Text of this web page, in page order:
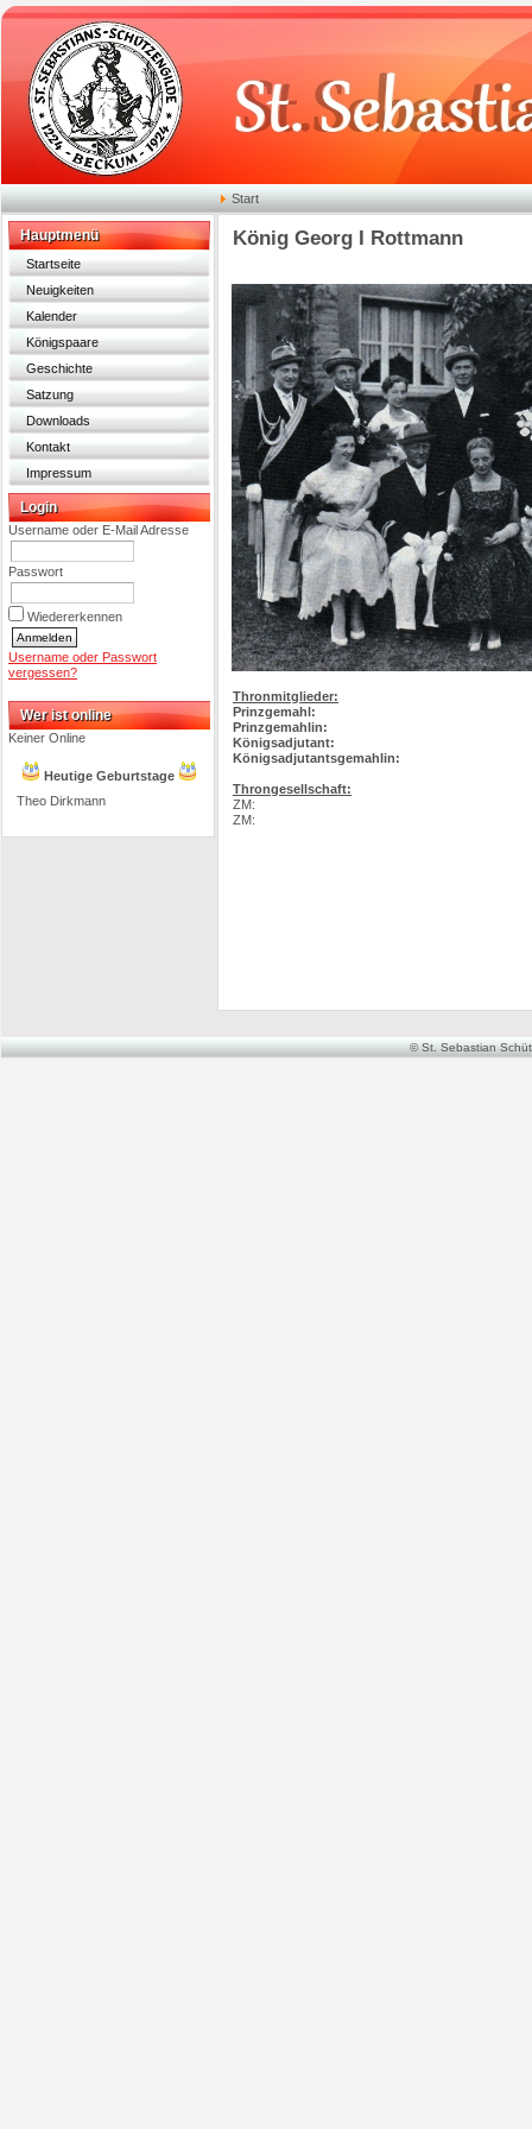
Start
Hauptmenü
Startseite
Neuigkeiten
Kalender
Königspaare
Geschichte
Satzung
Downloads
Kontakt
Impressum
Login
Username oder E-Mail Adresse
Passwort
Wiedererkennen
Username oder Passwort
vergessen?
Wer ist online
Keiner Online
Heutige Geburtstage
Theo Dirkmann
König Georg I Rottmann
Thronmitglieder:
Prinzgemahl:
Prinzgemahlin:
Königsadjutant:
Königsadjutantsgemahlin:
Throngesellschaft:
ZM:
ZM:
© St. Sebastian